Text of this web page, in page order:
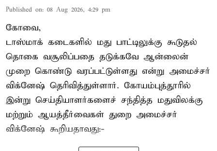
Published on: 08 Aug 2026, 4:29 pm
கோவை,
டாஸ்மாக் கடைகளில் மது பாட்டிலுக்கு கூடுதல்
தொகை வசூலிப்பதை தடுக்கவே ஆன்லைன்
முறை கொண்டு வரப்பட்டுள்ளது என்று அமைச்சர்
விக்னேஷ் தெரிவித்துள்ளார். கோயம்புத்தூரில்
இன்று செய்தியாளர்களைச் சந்தித்த மதுவிலக்கு
மற்றும் ஆயத்தீர்வைகள் துறை அமைச்சர்
விக்னேஷ் கூறியதாவது:-